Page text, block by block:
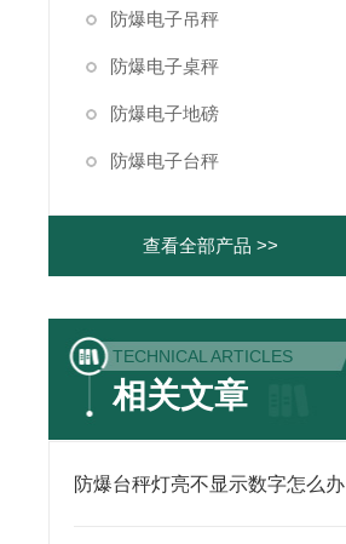
防爆电子吊秤
防爆电子桌秤
防爆电子地磅
防爆电子台秤
查看全部产品 >>
TECHNICAL ARTICLES
相关文章
防爆台秤灯亮不显示数字怎么办